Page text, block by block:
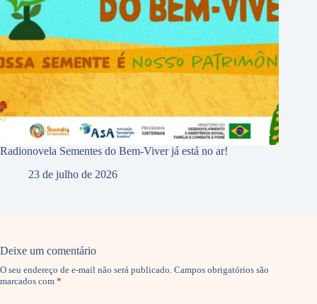
Radionovela Sementes do Bem-Viver já está no ar!
23 de julho de 2026
Deixe um comentário
O seu endereço de e-mail não será publicado. Campos obrigatórios são
marcados com *